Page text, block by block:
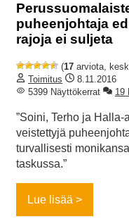
puheenjohtaja
rajoja ei suljeta
(17 arviota,
Toimitus
8.11.2016
5399 Näyttökerrat
19
”Soini, Terho ja
veistettyjä
turvallisesti
taskussa.”
Lue lisää